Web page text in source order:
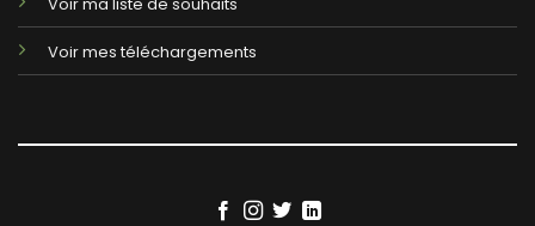
Voir ma liste de souhaits
Voir mes téléchargements